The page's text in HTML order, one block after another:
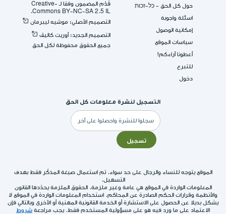
حول كل الحق - כל-זכות
اسئلة واجوبة
إمكانية الوصول
سياسات الموقع
أعطونا آراءكم!
للتبرع
دخول
قُدِّم المضمون وفقا لـ -Creative
Commons BY-NC-SA 2.5 IL.
التصميم الأصلي: موشيه ليبرمان
التصميم الجديد: أوريت كاليڤ
جميع الحقوق محفوظة لكل الحق
التسجيل لنشرة معلومات كل الحق
البريد
الإلكتروني
تسجيل
الموقع يتوجه للنساء والرجال على حد سواء. تم استعمال صيغة المذكّر فقط بهدف
التسهيل.
المعلومات الواردة في الموقع هي عامة وغير ملزمة. الحقوق الملزمة يحدّدها القانون
والأنظمة وقرارات الحكم الصادرة عن المحاكم. استخدام المعلومات الواردة في الموقع لا
يشكل بديلا عن الحصول على الاستشارة أو الخدمة القانونية المهنية أو الأخرى وبالتالي فإن
الاعتماد على ما ورد فيه هو على مسؤولية المستخدم فقط. يجب مراجعة شروط